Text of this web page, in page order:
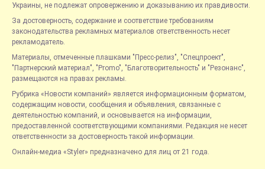
Украины, не подлежат опровержению и доказыванию их правдивости.
За достоверность, содержание и соответствие требованиям
законодательства рекламных материалов ответственность несет
рекламодатель.
Материалы, отмеченные плашками "Пресс-релиз", "Спецпроект",
"Партнерский материал", "Promo", "Благотворительность" и "Резонанс",
размещаются на правах рекламы.
Рубрика «Новости компаний» является информационным форматом,
содержащим новости, сообщения и объявления, связанные с
деятельностью компаний, и основывается на информации,
предоставленной соответствующими компаниями. Редакция не несет
ответственности за достоверность такой информации.
Онлайн-медиа «Styler» предназначено для лиц от 21 года.